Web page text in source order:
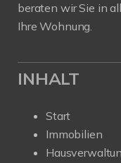
beraten wir Sie in
Ihre Wohnung.
INHALT
Start
Immobilien